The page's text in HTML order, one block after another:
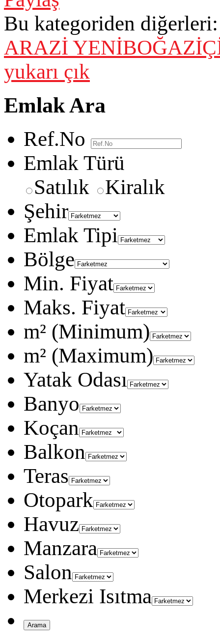
Bu kategoriden diğerleri:
ARAZİ
yukarı çık
Emlak Ara
Ref.No
Emlak Türü
Satılık
Kiralık
Şehir
Emlak Tipi
Bölge
Min. Fiyat
Maks. Fiyat
m² (Minimum)
m² (Maximum)
Yatak Odası
Banyo
Koçan
Balkon
Teras
Otopark
Havuz
Manzara
Salon
Merkezi Isıtma